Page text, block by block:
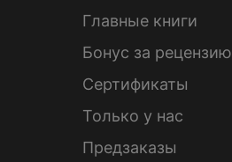
Главные книги
Бонус за рецензию
Сертификаты
Только у нас
Предзаказы